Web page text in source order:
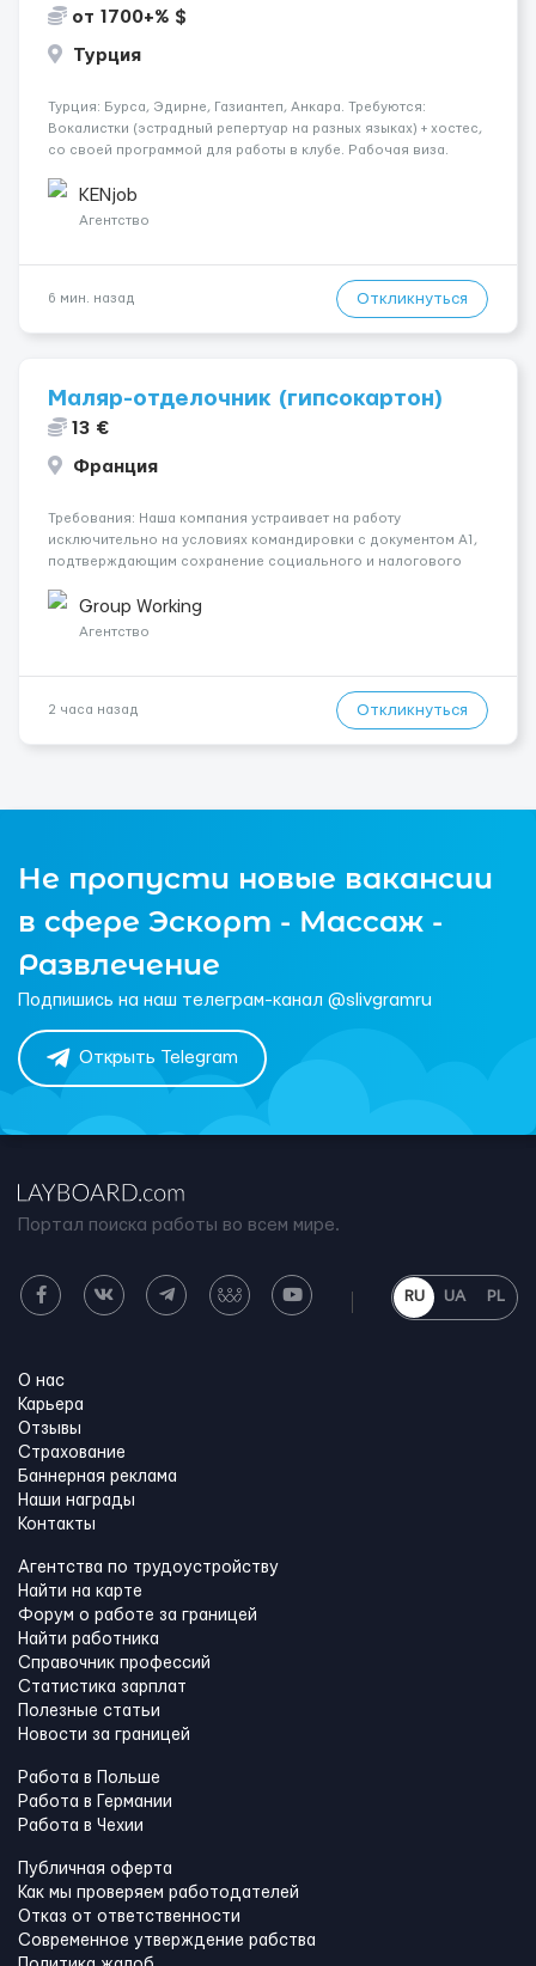
от 1700+% $
Турция
Турция: Бурса, Эдирне, Газиантеп, Анкара. Требуются:
Вокалистки (эстрадный репертуар на разных языках) + хостеc,
со своей программой для работы в клубе. Рабочая виза.
одного до трех месяцев. Мед. страховка. Высокая зарплат...
KENjob
Агентство
6 мин. назад Откликнуться
Маляр-отделочник (гипсокартон)
13 €
Франция
Требования: Наша компания устраивает на работу
исключительно на условиях командировки с документом A1,
подтверждающим сохранение социального и налогового
A1 могут получить граждане стран с упрощенным доступом к
рынку труда ЕС (Укра...
Group Working
Агентство
2 часа назад Откликнуться
Не пропусти новые вакансии
в сфере Эскорт - Массаж -
Развлечение
Подпишись на наш телеграм-канал @slivgramru
Открыть Telegram
Портал поиска работы во всем мире.
RU UA PL
О нас
Карьера
Отзывы
Страхование
Баннерная реклама
Наши награды
Контакты
Агентства по трудоустройству
Найти на карте
Форум о работе за границей
Найти работника
Справочник профессий
Статистика зарплат
Полезные статьи
Новости за границей
Работа в Польше
Работа в Германии
Работа в Чехии
Публичная оферта
Как мы проверяем работодателей
Отказ от ответственности
Современное утверждение рабства